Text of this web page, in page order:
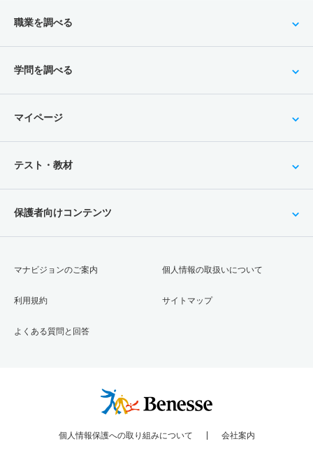
職業を調べる
学問を調べる
マイページ
テスト・教材
保護者向けコンテンツ
マナビジョンのご案内
利用規約
よくある質問と回答
個人情報の取扱いについて
サイトマップ
個人情報保護への取り組みについて 会社案内